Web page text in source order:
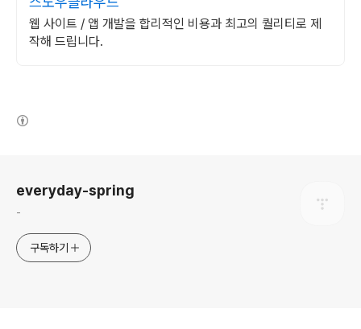
웹 사이트 / 앱 개발을 합리적인 비용과 최고의 퀄리티로 제
작해 드립니다.
everyday-spring
-
구독하기